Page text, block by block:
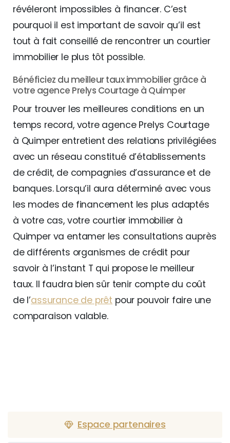
révéleront impossibles à financer. C’est
pourquoi il est important de savoir qu’il est
tout à fait conseillé de rencontrer un courtier
immobilier le plus tôt possible.
Bénéficiez du meilleur taux immobilier grâce à
votre agence Prelys Courtage à Quimper
Pour trouver les meilleures conditions en un
temps record, votre agence Prelys Courtage
à Quimper entretient des relations privilégiées
avec un réseau constitué d’établissements
de crédit, de compagnies d’assurance et de
banques. Lorsqu’il aura déterminé avec vous
les modes de financement les plus adaptés
à votre cas, votre courtier immobilier à
Quimper va entamer les consultations auprès
de différents organismes de crédit pour
savoir à l’instant T qui propose le meilleur
taux. Il faudra bien sûr tenir compte du coût
de l’assurance de prêt pour pouvoir faire une
comparaison valable.
Espace partenaires